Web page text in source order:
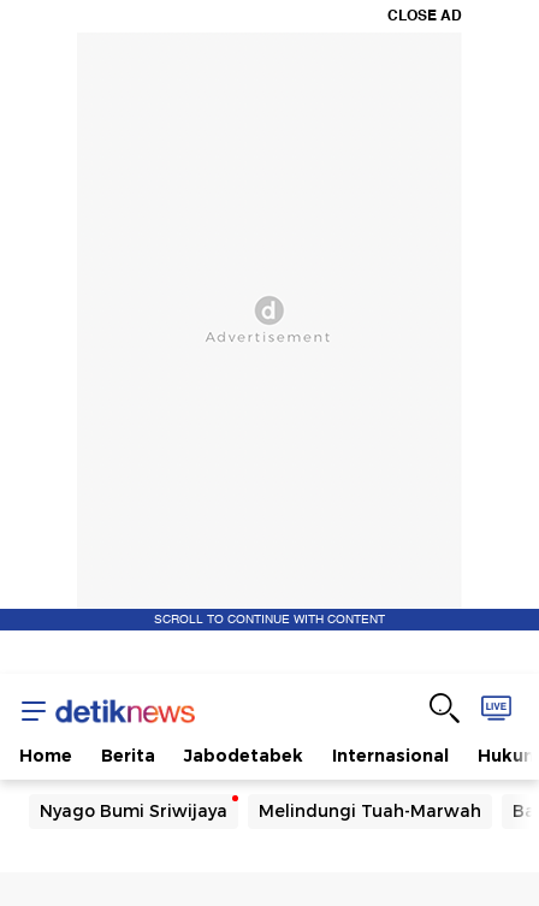
CLOSE AD
SCROLL TO CONTINUE WITH CONTENT
Home Berita Jabodetabek Internasional Hukum
Nyago Bumi Sriwijaya Melindungi Tuah-Marwah